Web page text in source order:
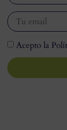
Acepto la